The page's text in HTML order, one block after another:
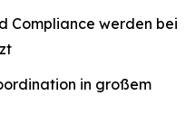
Compliance werden bei
in großem